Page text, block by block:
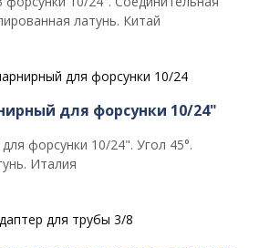
латунь. Китай
для форсунки 10/24"
форсунки 10/24". Угол 45°.
Италия